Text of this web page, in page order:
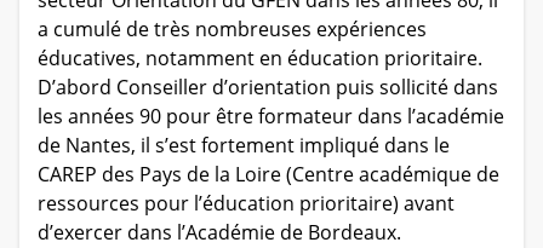
a cumulé de très nombreuses expériences
éducatives, notamment en éducation prioritaire.
D’abord Conseiller d’orientation puis sollicité dans
les années 90 pour être formateur dans l’académie
de Nantes, il s’est fortement impliqué dans le
CAREP des Pays de la Loire (Centre académique de
ressources pour l’éducation prioritaire) avant
d’exercer dans l’Académie de Bordeaux.